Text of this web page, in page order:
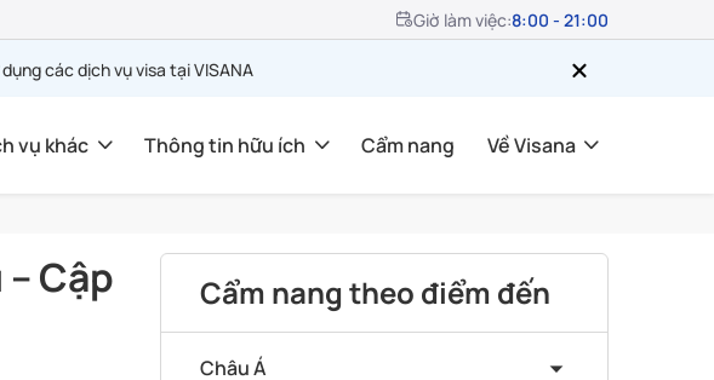
Giờ làm việc:8:00 - 21:00
các dịch vụ visa tại VISANA
vụ khác Thông tin hữu ích Cẩm nang Về Visana
Cập
Cẩm nang theo điểm đến
Châu Á